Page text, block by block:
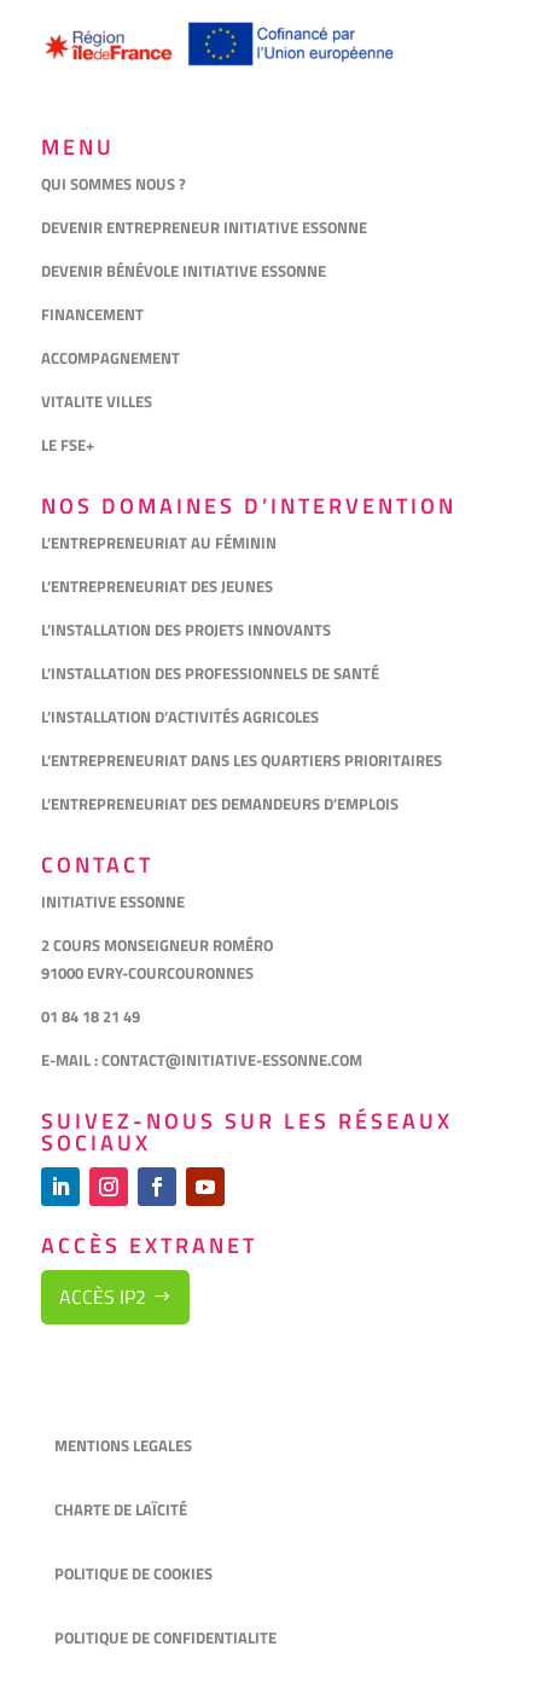
MENU
QUI SOMMES NOUS ?
DEVENIR ENTREPRENEUR INITIATIVE ESSONNE
DEVENIR BÉNÉVOLE INITIATIVE ESSONNE
FINANCEMENT
ACCOMPAGNEMENT
VITALITE VILLES
LE FSE+
NOS DOMAINES D’INTERVENTION
L’ENTREPRENEURIAT AU FÉMININ
L’ENTREPRENEURIAT DES JEUNES
L’INSTALLATION DES PROJETS INNOVANTS
L’INSTALLATION DES PROFESSIONNELS DE SANTÉ
L’INSTALLATION D’ACTIVITÉS AGRICOLES
L’ENTREPRENEURIAT DANS LES QUARTIERS PRIORITAIRES
L’ENTREPRENEURIAT DES DEMANDEURS D’EMPLOIS
CONTACT
INITIATIVE ESSONNE
2 COURS MONSEIGNEUR ROMÉRO
91000 EVRY-COURCOURONNES
01 84 18 21 49
E-MAIL :CONTACT@INITIATIVE-ESSONNE.COM
SUIVEZ-NOUS SUR LES RÉSEAUX
SOCIAUX
ACCÈS EXTRANET
ACCÈS IP2
MENTIONS LEGALES
CHARTE DE LAÏCITÉ
POLITIQUE DE COOKIES
POLITIQUE DE CONFIDENTIALITE